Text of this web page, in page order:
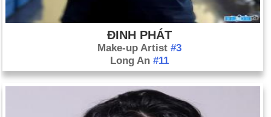
ĐINH PHÁT
Make-up Artist #3
Long An #11